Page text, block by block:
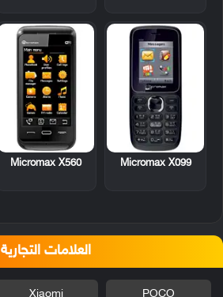
Micromax X099
Micromax X560
العلامات التجارية
POCO
Xiaomi